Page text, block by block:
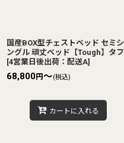
国産BOX型チェストベッド セミシ
ングル 頑丈ベッド【Tough】タフ
[4営業日後出荷：配送A]
68,800円～(税込)
カートに入れる